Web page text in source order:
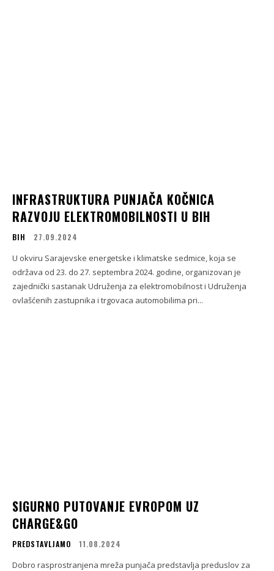
INFRASTRUKTURA PUNJAČA KOČNICA
RAZVOJU ELEKTROMOBILNOSTI U BIH
BIH 27.09.2024
U okviru Sarajevske energetske i klimatske sedmice, koja se
održava od 23. do 27. septembra 2024. godine, organizovan je
zajednički sastanak Udruženja za elektromobilnost i Udruženja
ovlašćenih zastupnika i trgovaca automobilima pri...
SIGURNO PUTOVANJE EVROPOM UZ
CHARGE&GO
PREDSTAVLJAMO 11.08.2024
Dobro rasprostranjena mreža punjača predstavlja preduslov za